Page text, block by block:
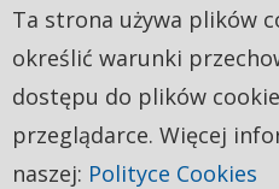
Ta strona używa plików
określić warunki
dostępu do plików
przeglądarce. Więcej
naszej: Polityce Cookies